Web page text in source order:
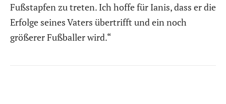
Fußstapfen zu treten. Ich hoffe für Ianis, dass er die
Erfolge seines Vaters übertrifft und ein noch
größerer Fußballer wird.“